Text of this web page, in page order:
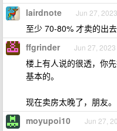
lairdnote Jun 27, 2023
至少 70-80% 才卖的出去
ffgrinder Jun 27, 2023
楼上有人说的很透，你
基本的。
现在卖房太晚了，朋友。
moyupoi10 Jun 27,